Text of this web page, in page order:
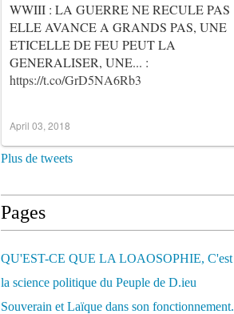
WWIII : LA GUERRE NE RECULE PAS
ELLE AVANCE A GRANDS PAS, UNE
ETICELLE DE FEU PEUT LA
GENERALISER, UNE... :
https://t.co/GrD5NA6Rb3
April 03, 2018
Plus de tweets
Pages
QU'EST-CE QUE LA LOAOSOPHIE, C'est
la science politique du Peuple de D.ieu
Souverain et Laïque dans son fonctionnement.